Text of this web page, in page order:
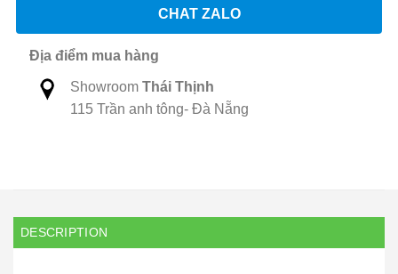
CHAT ZALO
Địa điểm mua hàng
Showroom Thái Thịnh
115 Trần anh tông- Đà Nẵng
DESCRIPTION